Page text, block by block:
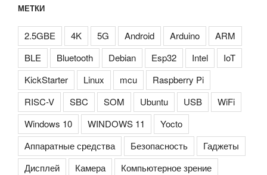
МЕТКИ
2.5GBE 4K 5G Android Arduino
ARM
BLE
Bluetooth Debian Esp32 Intel
IoT
KickStarter
Linux mcu
Raspberry Pi
RISC-V
SBC SOM Ubuntu USB
WiFi
Windows 10
WINDOWS 11
Yocto
Аппаратные средства
Безопасность
Гаджеты
Дисплей
Камера
Компьютерное зрение